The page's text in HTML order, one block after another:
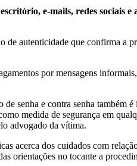
e-mails, redes sociais
de autenticidade que confirma a
por mensagens
senha e contra senha também
medida de segurança em
advogado da vítima.
acerca dos cuidados com
orientações no tocante a